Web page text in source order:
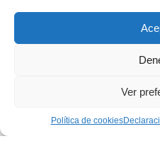
Ver
Política de cookies
expressió,catalan,
Esport Salesià,formació,
Plataformes
,
Ja estem de nou en
renovació total del